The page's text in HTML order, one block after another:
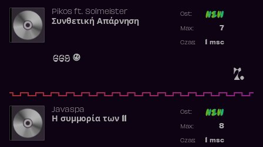
7.
Pikosft. Solmeister
Συνθετική Απάρνηση
669
Ost:
7
Max:
msc
Czas:
Javaspa
Η συμμορία των 11
Ost:
8
Max:
msc
Czas: